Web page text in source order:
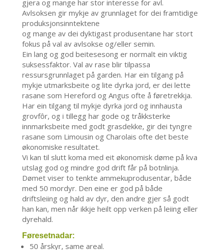
gjera og mange har stor interesse for avl.
Avlsoksen gir mykje av grunnlaget for dei framtidige
produksjonsinntektene
og mange av dei dyktigast produsentane har stort
fokus på val av avlsokse og/eller semin.
Ein lang og god beitesesong er normalt ein viktig
suksessfaktor. Val av rase blir tilpassa
ressursgrunnlaget på garden. Har ein tilgang på
mykje utmarksbeite og lite dyrka jord, er dei lette
rasane som Hereford og Angus ofte å føretrekkja.
Har ein tilgang til mykje dyrka jord og innhausta
grovfôr, og i tillegg har gode og tråkksterke
innmarksbeite med godt grasdekke, gir dei tyngre
rasane som Limousin og Charolais ofte det beste
økonomiske resultatet.
Vi kan til slutt koma med eit økonomisk døme på kva
utslag god og mindre god drift får på botnlinja.
Dømet viser to tenkte ammekuprodusentar, både
med 50 mordyr. Den eine er god på både
driftsleiing og hald av dyr, den andre gjer så godt
han kan, men når ikkje heilt opp verken på leiing eller
dyrehald.
Føresetnadar:
50 årskyr, same areal.